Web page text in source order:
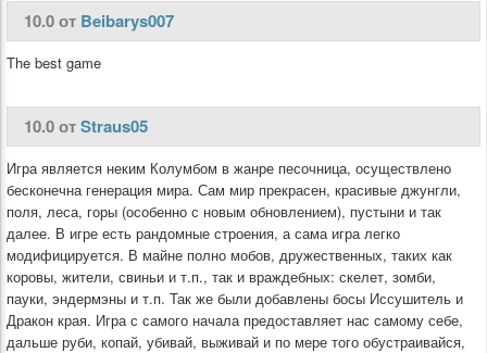
10.0 от Beibarys007
The best game
10.0 отStraus05
Игра является неким Колумбом в жанре песочница, осуществлено
бесконечна генерация мира. Сам мир прекрасен, красивые джунгли,
поля, леса, горы (особенно с новым обновлением), пустыни и так
далее. В игре есть рандомные строения, а сама игра легко
модифицируется. В майне полно мобов, дружественных, таких как
коровы, жители, свиньи и т.п., так и враждебных: скелет, зомби,
пауки, эндермэны и т.п. Так же были добавлены босы Иссушитель и
Дракон края. Игра с самого начала предоставляет нас самому себе,
дальше руби, копай, убивай, выживай и по мере того обустраивайся,